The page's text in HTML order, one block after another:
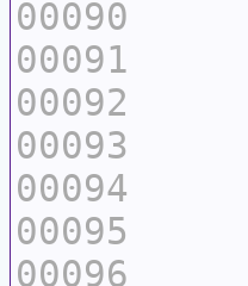
00090
00091
00092
00093
00094
00095
00096